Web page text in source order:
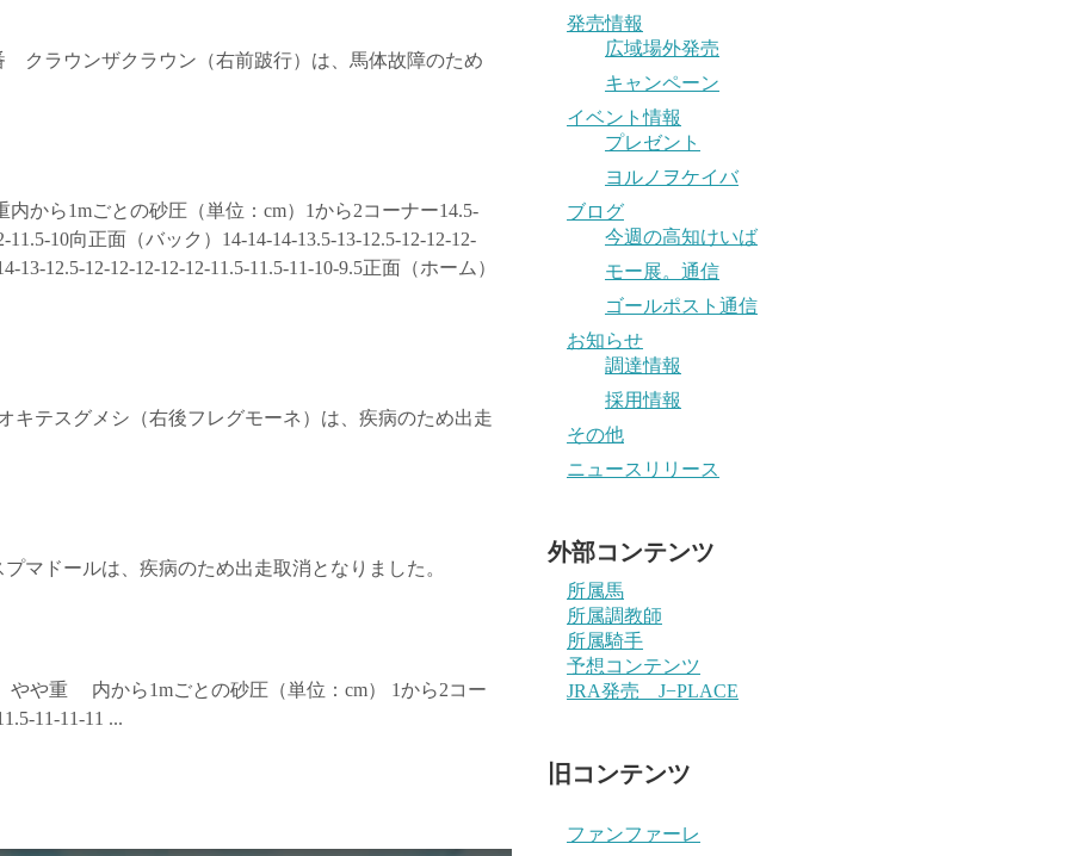
ラウンザクラウン（右前跛行）は、馬体故障のため
から1mごとの砂圧（単位：cm）1から2コーナー14.5-
11.5-10向正面（バック）14-14-14-13.5-13-12.5-12-12-12-
13-12.5-12-12-12-12-12-11.5-11.5-11-10-9.5正面（ホーム）
テスグメシ（右後フレグモーネ）は、疾病のため出走
ドールは、疾病のため出走取消となりました。
や重 内から1mごとの砂圧（単位：cm） 1から2コー
11-11-11 ...
発売情報
広域場外発売
キャンペーン
イベント情報
プレゼント
ヨルノヲケイバ
ブログ
今週の高知けいば
モー展。通信
ゴールポスト通信
お知らせ
調達情報
採用情報
その他
ニュースリリース
外部コンテンツ
所属馬
所属調教師
所属騎手
予想コンテンツ
JRA発売 J−PLACE
旧コンテンツ
ファンファーレ